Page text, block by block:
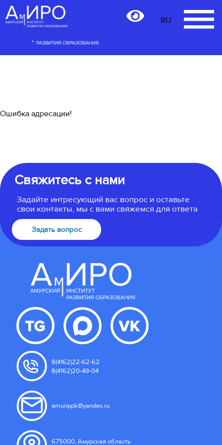
RU
Ошибка адресации!
Свяжитесь с нами
Задайте интресующий вас вопрос и оставьте
свои контакты, мы с вами свяжемся для ответа
Задать вопрос
8(4162)22-62-62
8(4162)20-49-04
amurippk@yandex.ru
675000, Амурская область